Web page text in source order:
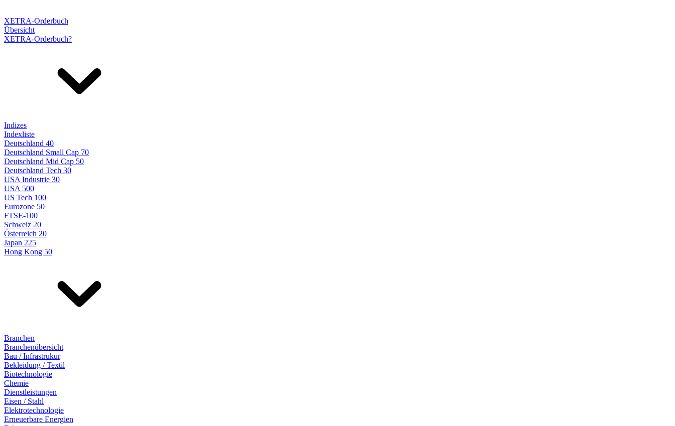
XETRA-Orderbuch
Übersicht
XETRA-Orderbuch?
Indizes
Indexliste
Deutschland 40
Deutschland Small Cap 70
Deutschland Mid Cap 50
Deutschland Tech 30
USA Industrie 30
USA 500
US Tech 100
Eurozone 50
FTSE-100
Schweiz 20
Österreich 20
Japan 225
Hong Kong 50
Branchen
Branchenübersicht
Bau / Infrastrukur
Bekleidung / Textil
Biotechnologie
Chemie
Dienstleistungen
Eisen / Stahl
Elektrotechnologie
Erneuerbare Energien